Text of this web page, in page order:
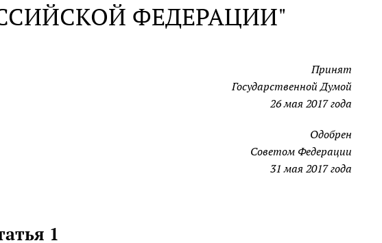
ФЕДЕРАЦИИ"
Принят
Государственной Думой
26 мая 2017 года
Одобрен
Советом Федерации
31 мая 2017 года
1